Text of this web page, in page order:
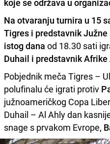
Na otvaranju turnira u 15
Tigres i predstavnik
istog dana od 18.30 sati
Duhail i predstavnik
Pobjednik meča Tigres –
polufinalu će igrati protiv
južnoameričkog Copa
Duhail – Al Ahly dan
snage s prvakom Evrope,